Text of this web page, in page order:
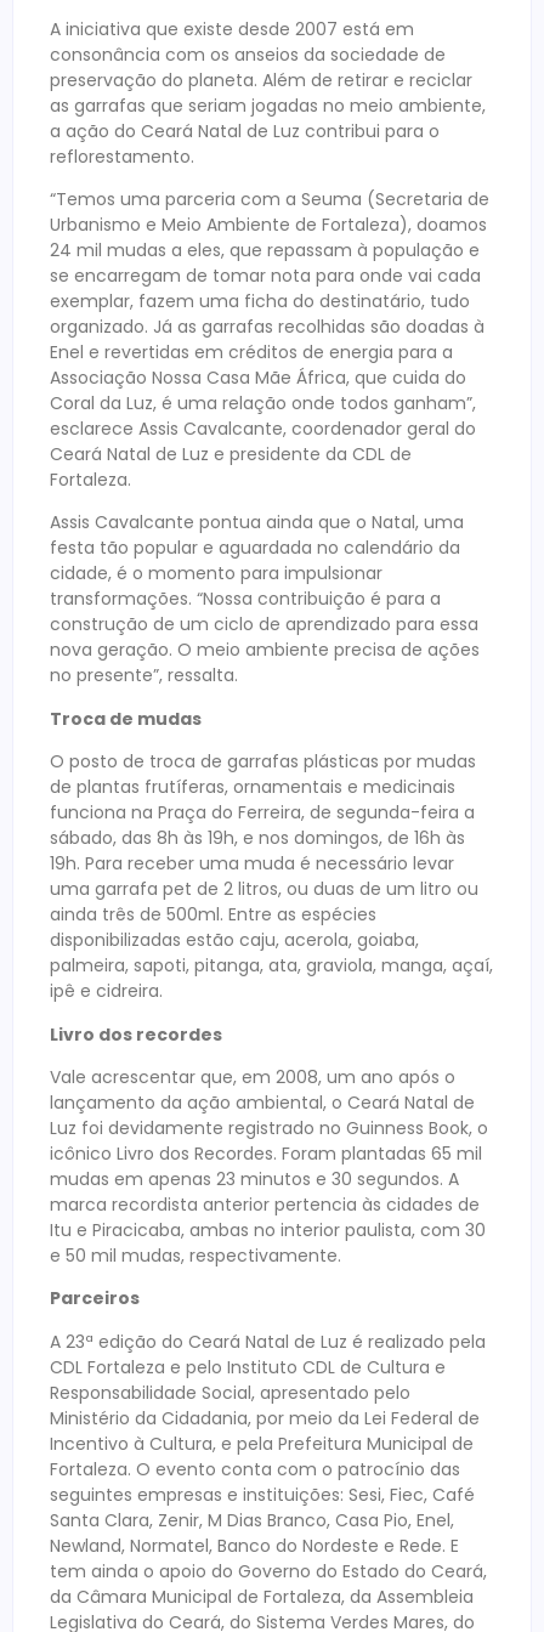
A iniciativa que existe desde 2007 está em
consonância com os anseios da sociedade de
preservação do planeta. Além de retirar e reciclar
as garrafas que seriam jogadas no meio ambiente,
a ação do Ceará Natal de Luz contribui para o
reflorestamento.
“Temos uma parceria com a Seuma (Secretaria de
Urbanismo e Meio Ambiente de Fortaleza), doamos
24 mil mudas a eles, que repassam à população e
se encarregam de tomar nota para onde vai cada
exemplar, fazem uma ficha do destinatário, tudo
organizado. Já as garrafas recolhidas são doadas à
Enel e revertidas em créditos de energia para a
Associação Nossa Casa Mãe África, que cuida do
Coral da Luz, é uma relação onde todos ganham”,
esclarece Assis Cavalcante, coordenador geral do
Ceará Natal de Luz e presidente da CDL de
Fortaleza.
Assis Cavalcante pontua ainda que o Natal, uma
festa tão popular e aguardada no calendário da
cidade, é o momento para impulsionar
transformações. “Nossa contribuição é para a
construção de um ciclo de aprendizado para essa
nova geração. O meio ambiente precisa de ações
no presente”, ressalta.
Troca de mudas
O posto de troca de garrafas plásticas por mudas
de plantas frutíferas, ornamentais e medicinais
funciona na Praça do Ferreira, de segunda-feira a
sábado, das 8h às 19h, e nos domingos, de 16h às
19h. Para receber uma muda é necessário levar
uma garrafa pet de 2 litros, ou duas de um litro ou
ainda três de 500ml. Entre as espécies
disponibilizadas estão caju, acerola, goiaba,
palmeira, sapoti, pitanga, ata, graviola, manga, açaí,
ipê e cidreira.
Livro dos recordes
Vale acrescentar que, em 2008, um ano após o
lançamento da ação ambiental, o Ceará Natal de
Luz foi devidamente registrado no Guinness Book, o
icônico Livro dos Recordes. Foram plantadas 65 mil
mudas em apenas 23 minutos e 30 segundos. A
marca recordista anterior pertencia às cidades de
Itu e Piracicaba, ambas no interior paulista, com 30
e 50 mil mudas, respectivamente.
Parceiros
A 23ª edição do Ceará Natal de Luz é realizado pela
CDL Fortaleza e pelo Instituto CDL de Cultura e
Responsabilidade Social, apresentado pelo
Ministério da Cidadania, por meio da Lei Federal de
Incentivo à Cultura, e pela Prefeitura Municipal de
Fortaleza. O evento conta com o patrocínio das
seguintes empresas e instituições: Sesi, Fiec, Café
Santa Clara, Zenir, M Dias Branco, Casa Pio, Enel,
Newland, Normatel, Banco do Nordeste e Rede. E
tem ainda o apoio do Governo do Estado do Ceará,
da Câmara Municipal de Fortaleza, da Assembleia
Legislativa do Ceará, do Sistema Verdes Mares, do